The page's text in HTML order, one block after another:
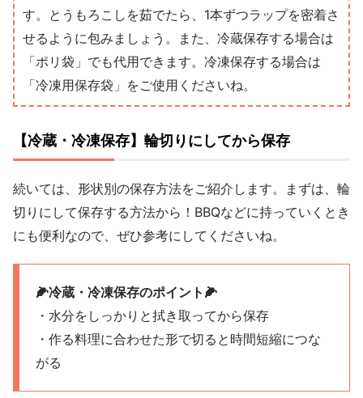
す。とうもろこしを茹でたら、1本ずつラップを密着さ
せるように包みましょう。また、冷蔵保存する場合は
「ポリ袋」でも代用できます。冷凍保存する場合は
「冷凍用保存袋」をご使用くださいね。
【冷蔵・冷凍保存】輪切りにしてから保存
続いては、形状別の保存方法をご紹介します。まずは、輪
切りにして保存する方法から！BBQなどに持っていくとき
にも便利なので、ぜひ参考にしてくださいね。
🌽冷蔵・冷凍保存のポイント🌽
・水分をしっかりと拭き取ってから保存
・作る料理に合わせた形で切ると時間短縮につな
がる